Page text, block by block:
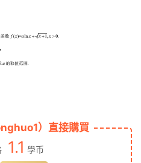
）直接購買
1.1 學币